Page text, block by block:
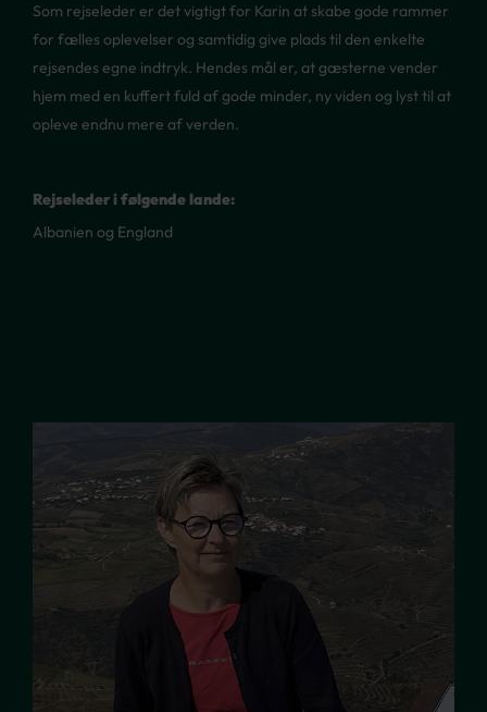
Som rejseleder er det vigtigt for Karin at skabe gode rammer
for fælles oplevelser og samtidig give plads til den enkelte
rejsendes egne indtryk. Hendes mål er, at gæsterne vender
hjem med en kuffert fuld af gode minder, ny viden og lyst til at
opleve endnu mere af verden.
Rejseleder i følgende lande:
Albanien og England